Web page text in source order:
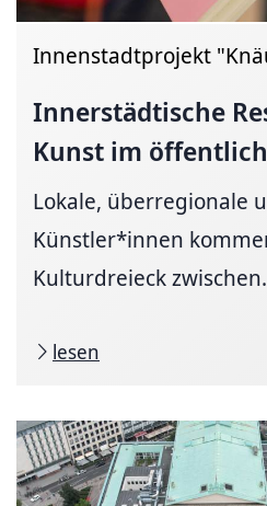
Innenstadtprojekt
Innerstädtische
Kunst im
Lokale, überregionale
Künstler*innen
Kulturdreieck
lesen